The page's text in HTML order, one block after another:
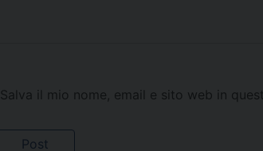
Salva il mio nome, email e sito web in